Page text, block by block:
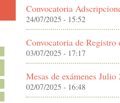
Convocatoria
24/07/2025 - 15:52
Convocatoria de Registro
03/07/2025 - 17:17
Mesas de exámenes Julio
02/07/2025 - 16:48